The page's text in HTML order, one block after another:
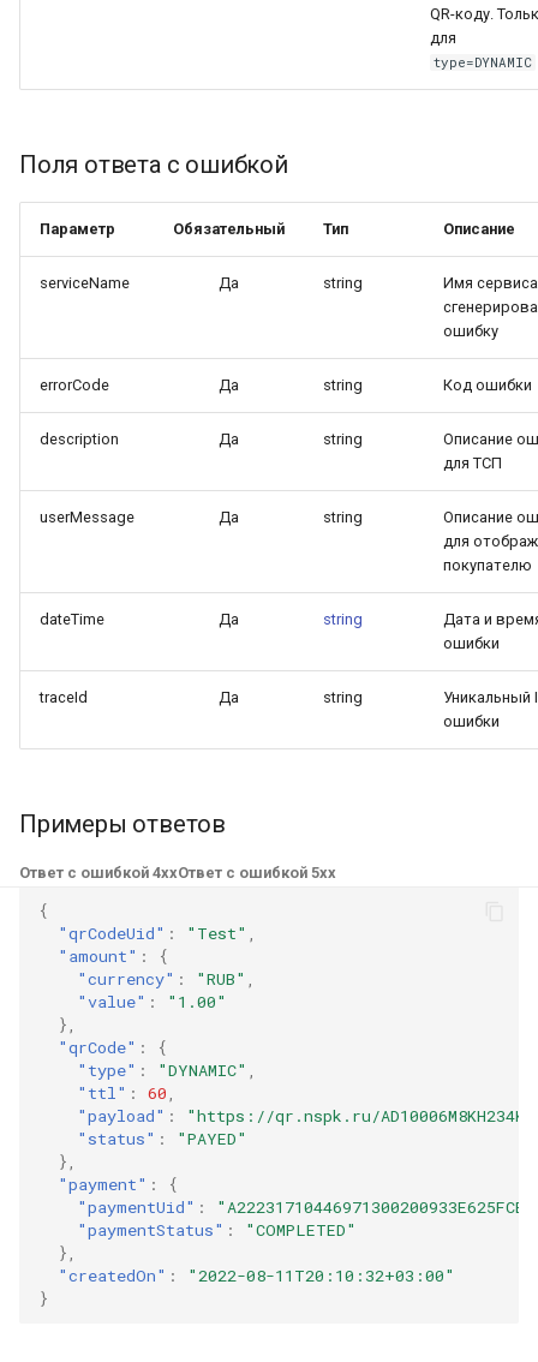
QR-коду.
для
type=DYNAMIC
Поля ответа с ошибкой
Параметр Обязательный Тип Описание
serviceName Да string
Имя
ошибку
errorCode Да string Код ошибки
description Да string
Описание
для ТСП
userMessage Да string
Описание
для
покупателю
dateTime Да string
Дата и
ошибки
traceId Да string
Уникальный
ошибки
Примеры ответов
Ответ с ошибкой 4xxОтвет с ошибкой 5xx
{
"qrCodeUid" : "Test" ,
"amount" :
{
"currency" : "RUB" ,
"value" :
"1.00"
},
"qrCode" :
{
"type" : "DYNAMIC" ,
"ttl" : 60,
"payload" :
"https://qr.nspk.ru/
"status" :
"PAYED"
},
"payment" :
{
"paymentUid" :
"paymentStatus" :
"COMPLETED"
},
"createdOn" :
"2022-08-11T20:10:32+03:00"
}